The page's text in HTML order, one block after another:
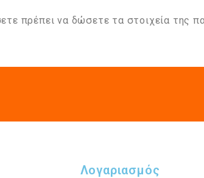
πρέπει να δώσετε τα στοιχεία της
Λογαριασμός